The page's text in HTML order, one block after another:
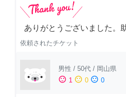
ありがとうございました。
依頼されたチケット
男性 / 50代 / 岡山県
sentiment_satisfied 1 sentiment_neutral 0 sentiment_dissatisfied 0